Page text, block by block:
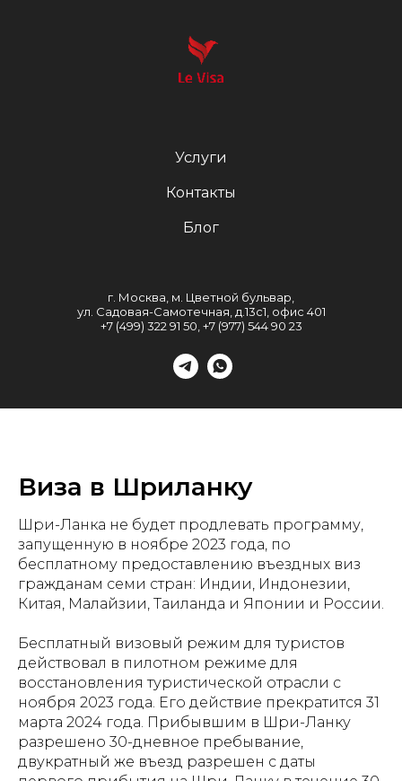
Услуги
Контакты
Блог
г. Москва, м. Цветной бульвар,
ул. Садовая-Самотечная, д.13с1, офис 401
+7 (499) 322 91 50, +7 (977) 544 90 23
Виза в Шриланку
Шри-Ланка не будет продлевать программу,
запущенную в ноябре 2023 года, по
бесплатному предоставлению въездных виз
гражданам семи стран: Индии, Индонезии,
Китая, Малайзии, Таиланда и Японии и России.
Бесплатный визовый режим для туристов
действовал в пилотном режиме для
восстановления туристической отрасли с
ноября 2023 года. Его действие прекратится 31
марта 2024 года. Прибывшим в Шри-Ланку
разрешено 30-дневное пребывание,
двукратный же въезд разрешен с даты